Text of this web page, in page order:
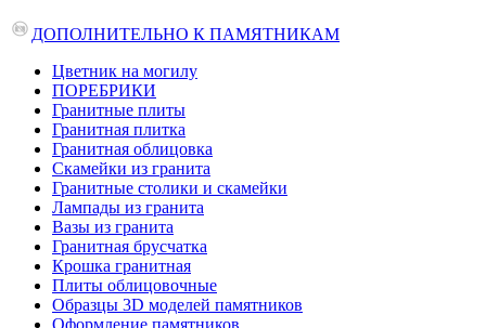
ДОПОЛНИТЕЛЬНО К ПАМЯТНИКАМ
Цветник на могилу
ПОРЕБРИКИ
Гранитные плиты
Гранитная плитка
Гранитная облицовка
Скамейки из гранита
Гранитные столики и скамейки
Лампады из гранита
Вазы из гранита
Гранитная брусчатка
Крошка гранитная
Плиты облицовочные
Образцы 3D моделей памятников
Оформление памятников